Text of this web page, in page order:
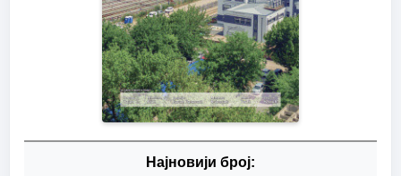
Најновији број: